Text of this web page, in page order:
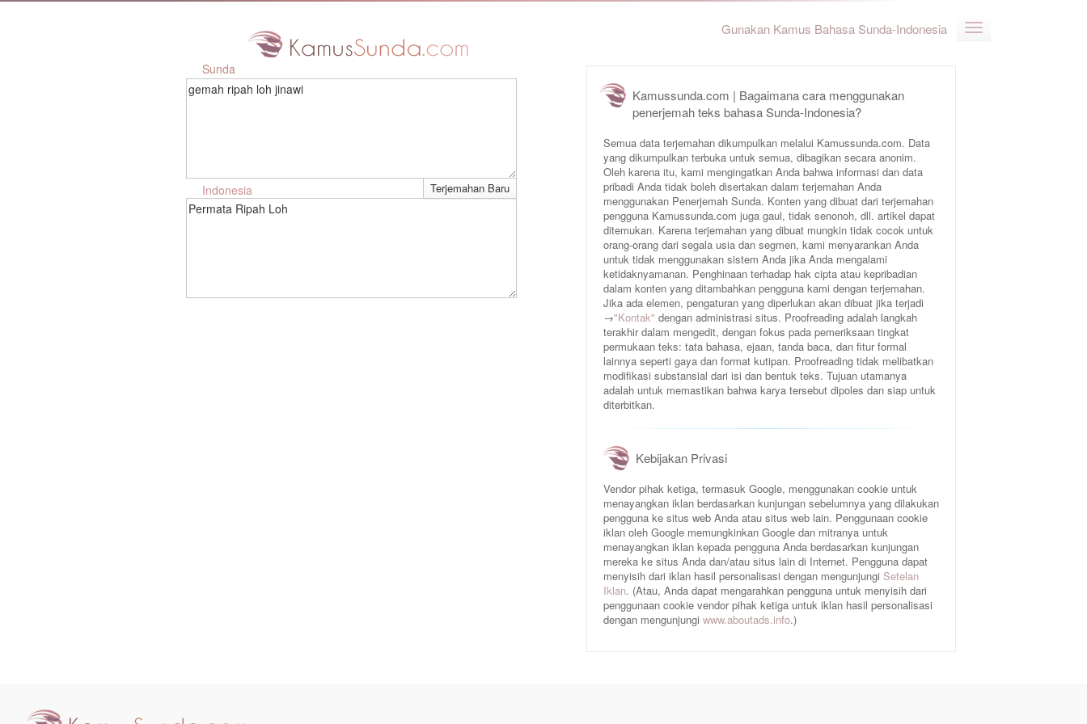
Gunakan Kamus Bahasa Sunda-Indonesia
Sunda
gemah ripah loh jinawi
Indonesia
Permata Ripah Loh
Kamussunda.com | Bagaimana cara menggunakan
penerjemah teks bahasa Sunda-Indonesia?
Semua data terjemahan dikumpulkan melalui Kamussunda.com. Data
yang dikumpulkan terbuka untuk semua, dibagikan secara anonim.
Oleh karena itu, kami mengingatkan Anda bahwa informasi dan data
pribadi Anda tidak boleh disertakan dalam terjemahan Anda
menggunakan Penerjemah Sunda. Konten yang dibuat dari terjemahan
pengguna Kamussunda.com juga gaul, tidak senonoh, dll. artikel dapat
ditemukan. Karena terjemahan yang dibuat mungkin tidak cocok untuk
orang-orang dari segala usia dan segmen, kami menyarankan Anda
untuk tidak menggunakan sistem Anda jika Anda mengalami
ketidaknyamanan. Penghinaan terhadap hak cipta atau kepribadian
dalam konten yang ditambahkan pengguna kami dengan terjemahan.
Jika ada elemen, pengaturan yang diperlukan akan dibuat jika terjadi
→"Kontak" dengan administrasi situs. Proofreading adalah langkah
terakhir dalam mengedit, dengan fokus pada pemeriksaan tingkat
permukaan teks: tata bahasa, ejaan, tanda baca, dan fitur formal
lainnya seperti gaya dan format kutipan. Proofreading tidak melibatkan
modifikasi substansial dari isi dan bentuk teks. Tujuan utamanya
adalah untuk memastikan bahwa karya tersebut dipoles dan siap untuk
diterbitkan.
Kebijakan Privasi
Vendor pihak ketiga, termasuk Google, menggunakan cookie untuk
menayangkan iklan berdasarkan kunjungan sebelumnya yang dilakukan
pengguna ke situs web Anda atau situs web lain. Penggunaan cookie
iklan oleh Google memungkinkan Google dan mitranya untuk
menayangkan iklan kepada pengguna Anda berdasarkan kunjungan
mereka ke situs Anda dan/atau situs lain di Internet. Pengguna dapat
menyisih dari iklan hasil personalisasi dengan mengunjungi Setelan
Iklan. (Atau, Anda dapat mengarahkan pengguna untuk menyisih dari
penggunaan cookie vendor pihak ketiga untuk iklan hasil personalisasi
dengan mengunjungi www.aboutads.info.)